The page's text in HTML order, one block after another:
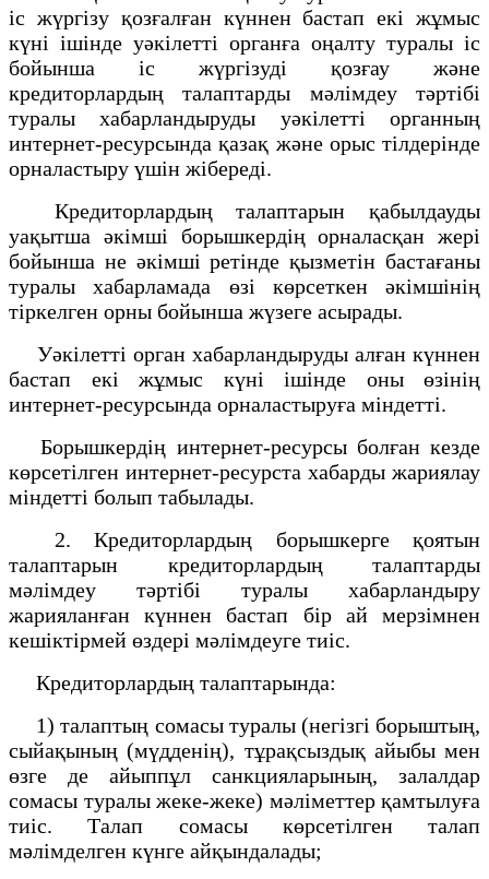
іс жүргізу қозғалған күннен бастап екі жұмыс
күні ішінде уәкілетті органға оңалту туралы іс
бойынша іс жүргізуді қозғау және
кредиторлардың талаптарды мәлімдеу тәртібі
туралы хабарландыруды уәкілетті органның
интернет-ресурсында қазақ және орыс тілдерінде
орналастыру үшін жібереді.
Кредиторлардың талаптарын қабылдауды
уақытша әкімші борышкердің орналасқан жері
бойынша не әкімші ретінде қызметін бастағаны
туралы хабарламада өзі көрсеткен әкімшінің
тіркелген орны бойынша жүзеге асырады.
Уәкілетті орган хабарландыруды алған күннен
бастап екі жұмыс күні ішінде оны өзінің
интернет-ресурсында орналастыруға міндетті.
Борышкердің интернет-ресурсы болған кезде
көрсетілген интернет-ресурста хабарды жариялау
міндетті болып табылады.
2. Кредиторлардың борышкерге қоятын
талаптарын кредиторлардың талаптарды
мәлімдеу тәртібі туралы хабарландыру
жарияланған күннен бастап бір ай мерзімнен
кешіктірмей өздері мәлімдеуге тиіс.
Кредиторлардың талаптарында:
1) талаптың сомасы туралы (негізгі борыштың,
сыйақының (мүдденің), тұрақсыздық айыбы мен
өзге де айыппұл санкцияларының, залалдар
сомасы туралы жеке-жеке) мәліметтер қамтылуға
тиіс. Талап сомасы көрсетілген талап
мәлімделген күнге айқындалады;